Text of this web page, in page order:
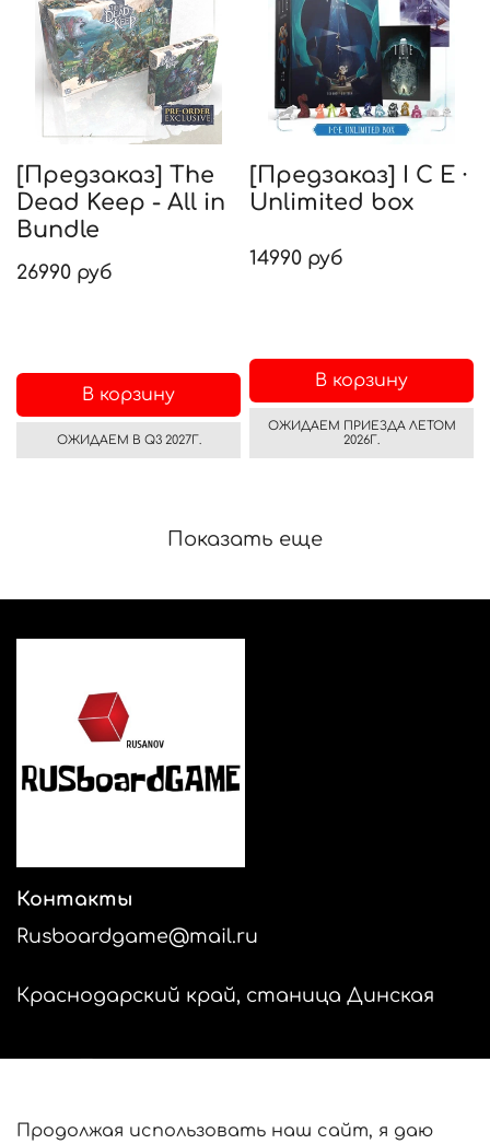
[Предзаказ] The
Dead Keep - All in
Bundle
26990 руб
В корзину
ОЖИДАЕМ В Q3 2027Г.
[Предзаказ] I C E ·
Unlimited box
14990 руб
В корзину
ОЖИДАЕМ ПРИЕЗДА ЛЕТОМ
2026Г.
Показать еще
Контакты
Rusboardgame@mail.ru
Краснодарский край, станица Динская
Продолжая использовать наш сайт, я даю